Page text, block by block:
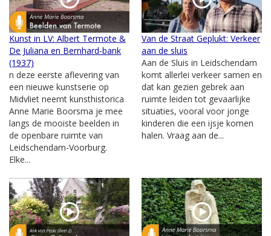
Kunst in LV: Albert Termote &
De Juliana en Bernhard-bank
(1937)
n deze eerste aflevering van
een nieuwe kunstserie op
Midvliet neemt kunsthistorica
Anne Marie Boorsma je mee
langs de mooiste beelden in
de openbare ruimte van
Leidschendam-Voorburg.
Elke...
Van de Straat Geplukt: Verkeer
aan de sluis
Aan de Sluis in Leidschendam
komt allerlei verkeer samen en
dat kan gezien gebrek aan
ruimte leiden tot gevaarlijke
situaties, vooral voor jonge
kinderen die een ijsje komen
halen. Vraag aan de...